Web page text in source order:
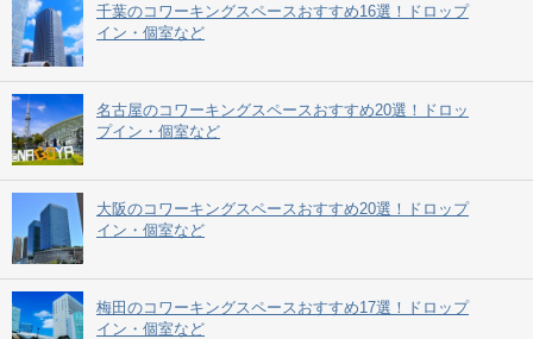
千葉のコワーキングスペースおすすめ16選！ドロップ
イン・個室など
名古屋のコワーキングスペースおすすめ20選！ドロッ
プイン・個室など
大阪のコワーキングスペースおすすめ20選！ドロップ
イン・個室など
梅田のコワーキングスペースおすすめ17選！ドロップ
イン・個室など